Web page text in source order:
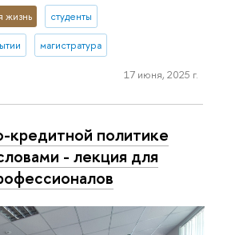
жизнь студенты
магистратура
17 июня, 2025 г.
политике
- лекция для